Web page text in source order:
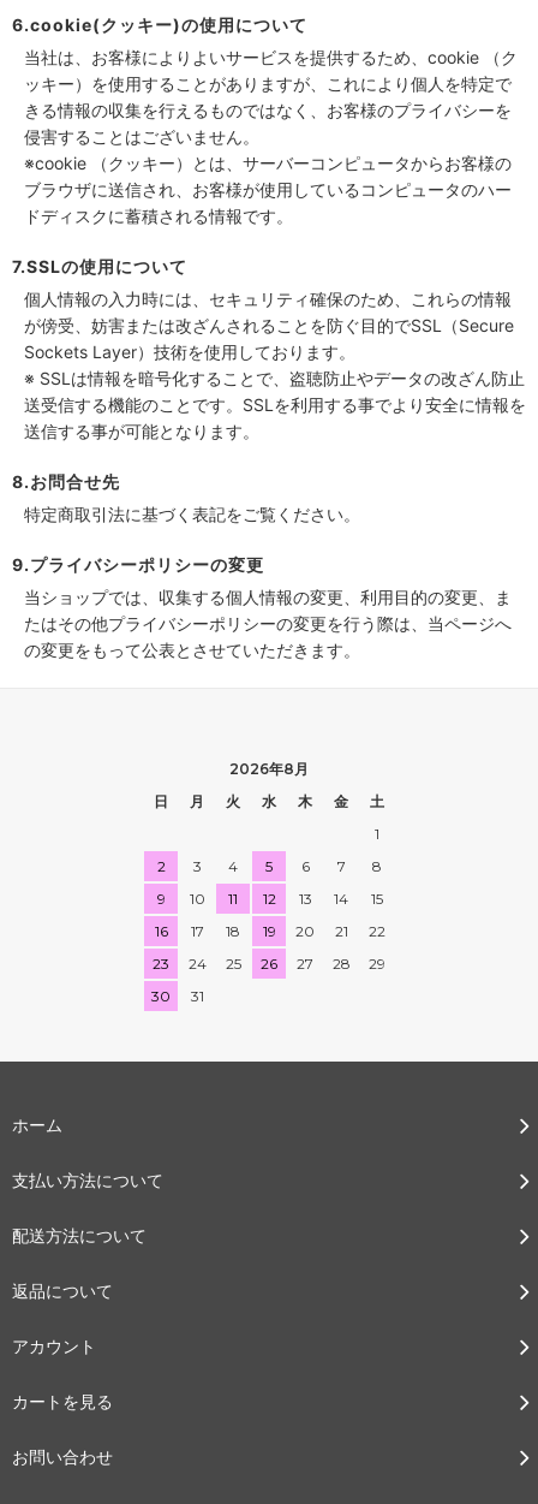
6.cookie(クッキー)の使用について
当社は、お客様によりよいサービスを提供するため、cookie （ク
ッキー）を使用することがありますが、これにより個人を特定で
きる情報の収集を行えるものではなく、お客様のプライバシーを
侵害することはございません。
※cookie （クッキー）とは、サーバーコンピュータからお客様の
ブラウザに送信され、お客様が使用しているコンピュータのハー
ドディスクに蓄積される情報です。
7.SSLの使用について
個人情報の入力時には、セキュリティ確保のため、これらの情報
が傍受、妨害または改ざんされることを防ぐ目的でSSL（Secure
Sockets Layer）技術を使用しております。
※ SSLは情報を暗号化することで、盗聴防止やデータの改ざん防止
送受信する機能のことです。SSLを利用する事でより安全に情報を
送信する事が可能となります。
8.お問合せ先
特定商取引法に基づく表記をご覧ください。
9.プライバシーポリシーの変更
当ショップでは、収集する個人情報の変更、利用目的の変更、ま
たはその他プライバシーポリシーの変更を行う際は、当ページへ
の変更をもって公表とさせていただきます。
2026年8月
日
月 火 水 木 金
土
1
2
3 4 5 6 7
8
9
10 11 12 13 14
15
16
17 18 19 20 21
22
23
24 25 26 27 28
29
30
31
ホーム
支払い方法について
配送方法について
返品について
アカウント
カートを見る
お問い合わせ